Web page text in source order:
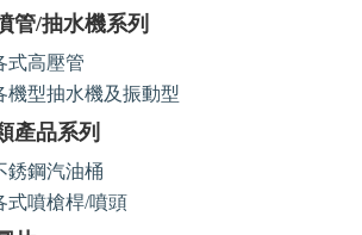
管/抽水機系列
式高壓管
機型抽水機及振動型
產品系列
銹鋼汽油桶
式噴槍桿/噴頭